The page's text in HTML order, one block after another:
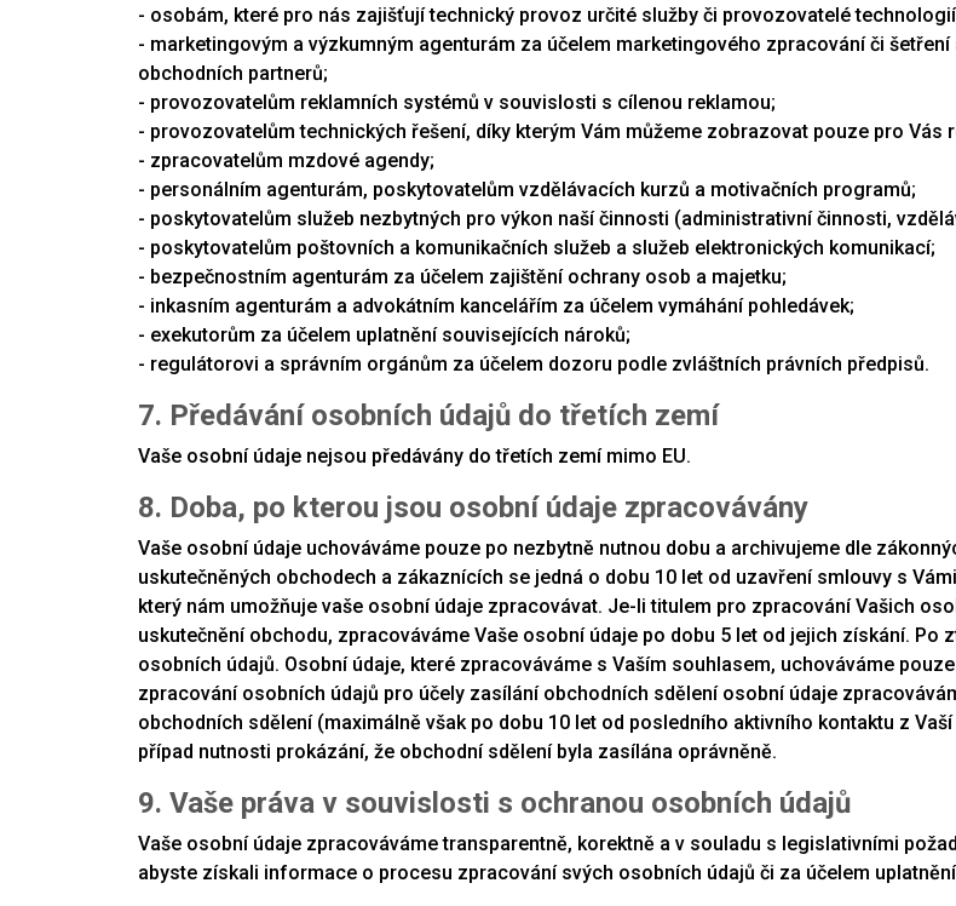
- osobám, které pro nás zajišťují technický provoz určité služby či provozovatelé
- marketingovým a výzkumným agenturám za účelem marketingového zpracování či
obchodních partnerů;
- provozovatelům reklamních systémů v souvislosti s cílenou reklamou;
- provozovatelům technických řešení, díky kterým Vám můžeme zobrazovat pouze pro Vás
- zpracovatelům mzdové agendy;
- personálním agenturám, poskytovatelům vzdělávacích kurzů a motivačních programů;
- poskytovatelům služeb nezbytných pro výkon naší činnosti (administrativní činnosti,
- poskytovatelům poštovních a komunikačních služeb a služeb elektronických komunikací;
- bezpečnostním agenturám za účelem zajištění ochrany osob a majetku;
- inkasním agenturám a advokátním kancelářím za účelem vymáhání pohledávek;
- exekutorům za účelem uplatnění souvisejících nároků;
- regulátorovi a správním orgánům za účelem dozoru podle zvláštních právních předpisů.
7. Předávání osobních údajů do třetích zemí
Vaše osobní údaje nejsou předávány do třetích zemí mimo EU.
8. Doba, po kterou jsou osobní údaje zpracovávány
Vaše osobní údaje uchováváme pouze po nezbytně nutnou dobu a archivujeme dle
uskutečněných obchodech a zákaznících se jedná o dobu 10 let od uzavření smlouvy s
který nám umožňuje vaše osobní údaje zpracovávat. Je-li titulem pro zpracování Vašich
uskutečnění obchodu, zpracováváme Vaše osobní údaje po dobu 5 let od jejich získání.
osobních údajů. Osobní údaje, které zpracováváme s Vaším souhlasem, uchováváme
zpracování osobních údajů pro účely zasílání obchodních sdělení osobní údaje
obchodních sdělení (maximálně však po dobu 10 let od posledního aktivního kontaktu z
případ nutnosti prokázání, že obchodní sdělení byla zasílána oprávněně.
9. Vaše práva v souvislosti s ochranou osobních údajů
Vaše osobní údaje zpracováváme transparentně, korektně a v souladu s legislativními
abyste získali informace o procesu zpracování svých osobních údajů či za účelem